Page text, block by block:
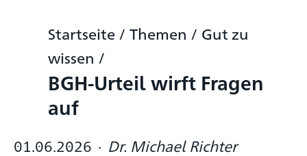
Startseite / Themen / Gut zu
wissen /
BGH-Urteil wirft Fragen
auf
01.06.2026 · Dr. Michael Richter